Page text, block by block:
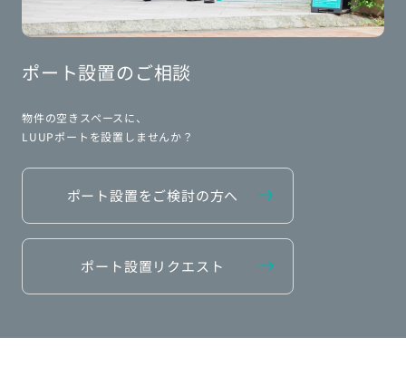
ポート設置のご相談
物件の空きスペースに、
LUUPポートを設置しませんか？
ポート設置をご検討の方へ
ポート設置リクエスト